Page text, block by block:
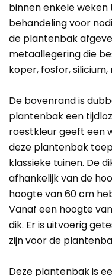
binnen enkele
behandeling voor
de plantenbak
metaallegering die
koper, fosfor,
De bovenrand is
plantenbak een
roestkleur geeft een
deze plantenbak
klassieke tuinen. De
afhankelijk van de
hoogte van 60 cm
Vanaf een hoogte
dik. Er is uitvoerig
zijn voor de
Deze plantenbak is